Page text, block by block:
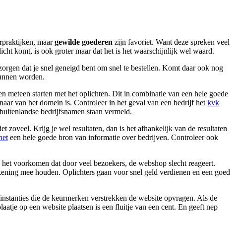
maargewilde goederen zijn favoriet. Want deze spreken veel
komt, is ook groter maar dat het is het waarschijnlijk wel waard.
dat je snel geneigd bent om snel te bestellen. Komt daar ook nog
worden.
starten met het oplichten. Dit in combinatie van een hele goede
van het domein is. Controleer in het geval van een bedrijf het kvk
bedrijfsnamen staan vermeld.
zoveel. Krijg je wel resultaten, dan is het afhankelijk van de resultaten
een hele goede bron van informatie over bedrijven. Controleer ook
voorkomen dat door veel bezoekers, de webshop slecht reageert.
mee houden. Oplichters gaan voor snel geld verdienen en een goed
die de keurmerken verstrekken de website opvragen. Als de
op een website plaatsen is een fluitje van een cent. En geeft nep